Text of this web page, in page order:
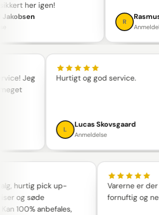
her igen!
Rasmus
Anmeldelse
Jeg
meget
Hurtigt og god service.
Lucas Skovsgaard
Anmeldelse
pick up-
søde
anbefales,
Varerne er der
fornuftig og nem